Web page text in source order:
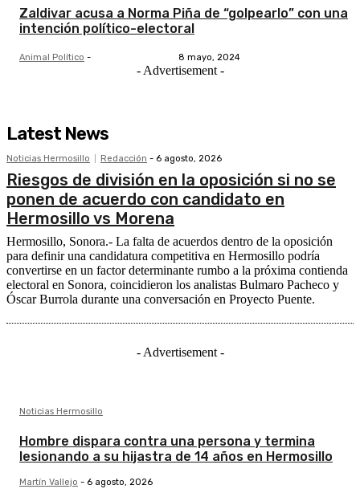
Zaldivar acusa a Norma Piña de “golpearlo” con una
intención político-electoral
Animal Político - 8 mayo, 2024
- Advertisement -
Latest News
Noticias Hermosillo Redacción - 6 agosto, 2026
Riesgos de división en la oposición si no se
ponen de acuerdo con candidato en
Hermosillo vs Morena
Hermosillo, Sonora.- La falta de acuerdos dentro de la oposición
para definir una candidatura competitiva en Hermosillo podría
convertirse en un factor determinante rumbo a la próxima contienda
electoral en Sonora, coincidieron los analistas Bulmaro Pacheco y
Óscar Burrola durante una conversación en Proyecto Puente.
- Advertisement -
Noticias Hermosillo
Hombre dispara contra una persona y termina
lesionando a su hijastra de 14 años en Hermosillo
Martín Vallejo - 6 agosto, 2026